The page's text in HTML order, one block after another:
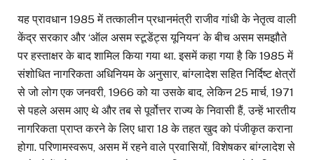
यह प्रावधान 1985 में तत्कालीन प्रधानमंत्री राजीव गांधी के नेतृत्व वाली
केंद्र सरकार और ‘ऑल असम स्टूडेंट्स यूनियन’ के बीच असम समझौते
पर हस्ताक्षर के बाद शामिल किया गया था. इसमें कहा गया है कि 1985 में
संशोधित नागरिकता अधिनियम के अनुसार, बांग्लादेश सहित निर्दिष्ट क्षेत्रों
से जो लोग एक जनवरी, 1966 को या उसके बाद, लेकिन 25 मार्च, 1971
से पहले असम आए थे और तब से पूर्वोत्तर राज्य के निवासी हैं, उन्हें भारतीय
नागरिकता प्राप्त करने के लिए धारा 18 के तहत खुद को पंजीकृत कराना
होगा. परिणामस्वरूप, असम में रहने वाले प्रवासियों, विशेषकर बांग्लादेश से